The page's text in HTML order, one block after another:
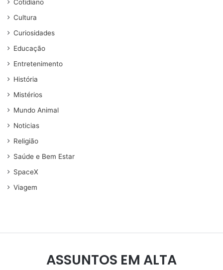
Cotidiano
Cultura
Curiosidades
Educação
Entretenimento
História
Mistérios
Mundo Animal
Noticias
Religião
Saúde e Bem Estar
SpaceX
Viagem
ASSUNTOS EM ALTA